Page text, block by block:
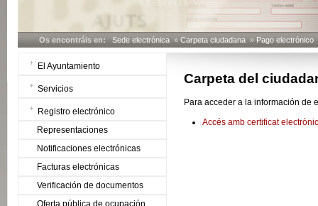
Os encontráis en: Sede electrónica » Carpeta ciudadana » Pago electrónico
El Ayuntamiento
Servicios
Registro electrónico
Representaciones
Notificaciones electrónicas
Facturas electrónicas
Verificación de documentos
Oferta pública de ocupación
Carpeta del
Para acceder a la información de
Accés amb certificat